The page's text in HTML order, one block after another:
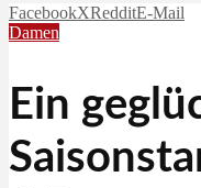
FacebookXRedditE-Mail
Damen
Ein